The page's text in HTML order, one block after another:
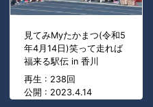
見てみMyたかまつ(令和5
年4月14日)笑って走れば
福来る駅伝 in 香川
再生 : 238回
公開 : 2023.4.14